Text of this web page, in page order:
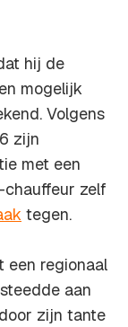
hij de
mogelijk
Volgens
zijn
met een
chauffeur zelf
tegen.
een regionaal
aan
zijn tante